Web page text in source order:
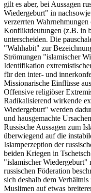
gilt es aber, bei Aussagen
Wiedergeburt" in
verzerrten
Konfliktdeutungen (z.B. in
unterscheiden. Die
"Wahhabit" zur
Strömungen "islamischer
Identifikation
für den inter- und
Missionarische Einflüsse
Offensive religiöser
Radikalisierend wirkende
Wiedergeburt" werden
und hausgemachte
Russische Aussagen zum
überwiegend auf die
Islamperzeption der
beiden Kriegen in
"islamischer Wiedergeburt"
russischen Föderation
sich deshalb dem
Muslimen auf etwas